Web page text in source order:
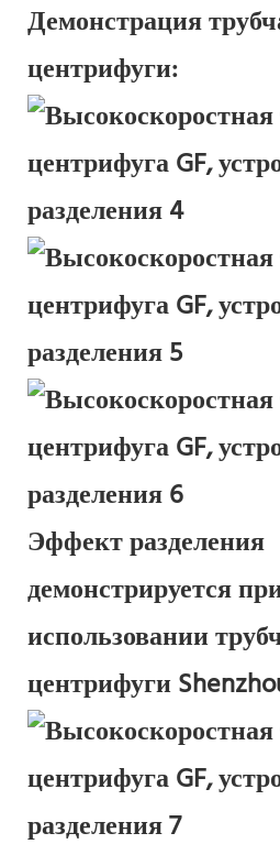
Демонстрация
центрифуги:
Эффект разделения
демонстрируется
использовании
центрифуги